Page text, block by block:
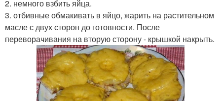
2. немного взбить яйца.
3. отбивные обмакивать в яйцо, жарить на растительном
масле с двух сторон до готовности. После
переворачивания на вторую сторону - крышкой накрыть.